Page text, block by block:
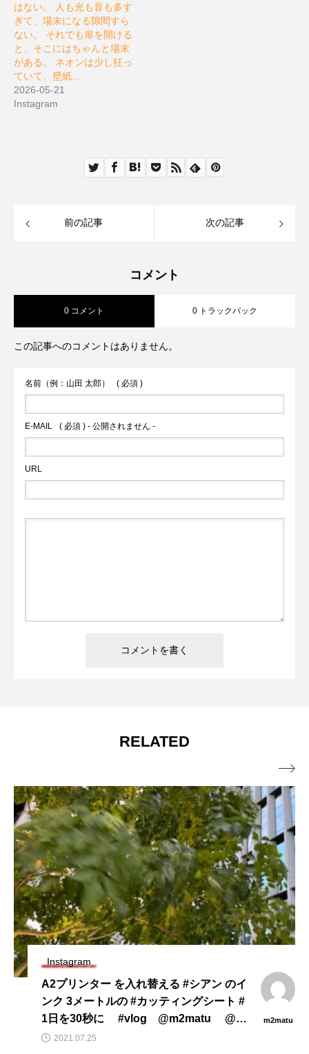
はない。 人も光も音も多す
ぎて、場末になる隙間すら
ない。 それでも扉を開ける
と、そこにはちゃんと場末
がある。 ネオンは少し狂っ
ていて、壁紙…
2026-05-21
Instagram
前の記事 次の記事
コメント
0 コメント 0 トラックバック
この記事へのコメントはありません。
名前（例：山田 太郎） ( 必須 )
E-MAIL ( 必須 ) - 公開されません -
URL
RELATED
Instagram
A2プリンター を入れ替える #シアン のイ
ンク 3メートルの #カッティングシート #
1日を30秒に ⠀ #vlog⠀ @m2matu ⠀ @m
ichihisa902 ⠀ #マツバラミチヒサ
m2matu
2021.07.25
